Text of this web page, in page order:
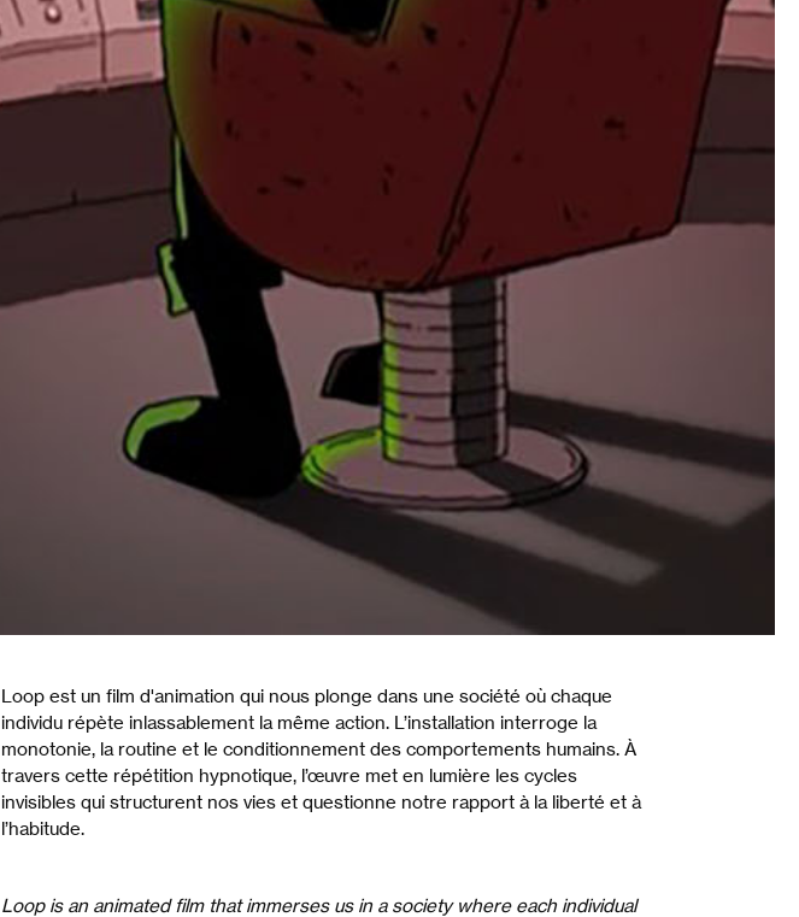
Loop est un film d'animation qui nous plonge dans une société où chaque
individu répète inlassablement la même action. L’installation interroge la
monotonie, la routine et le conditionnement des comportements humains. À
travers cette répétition hypnotique, l’œuvre met en lumière les cycles
invisibles qui structurent nos vies et questionne notre rapport à la liberté et à
l’habitude.
Loop is an animated film that immerses us in a society where each individual